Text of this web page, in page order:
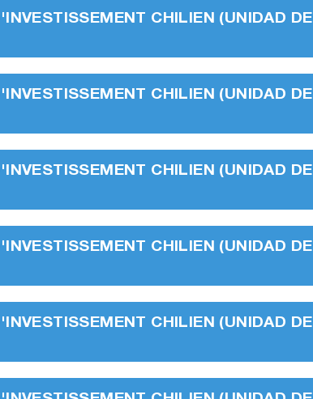
CHILIEN (UNIDAD DE
CHILIEN (UNIDAD DE
CHILIEN (UNIDAD DE
CHILIEN (UNIDAD DE
CHILIEN (UNIDAD DE